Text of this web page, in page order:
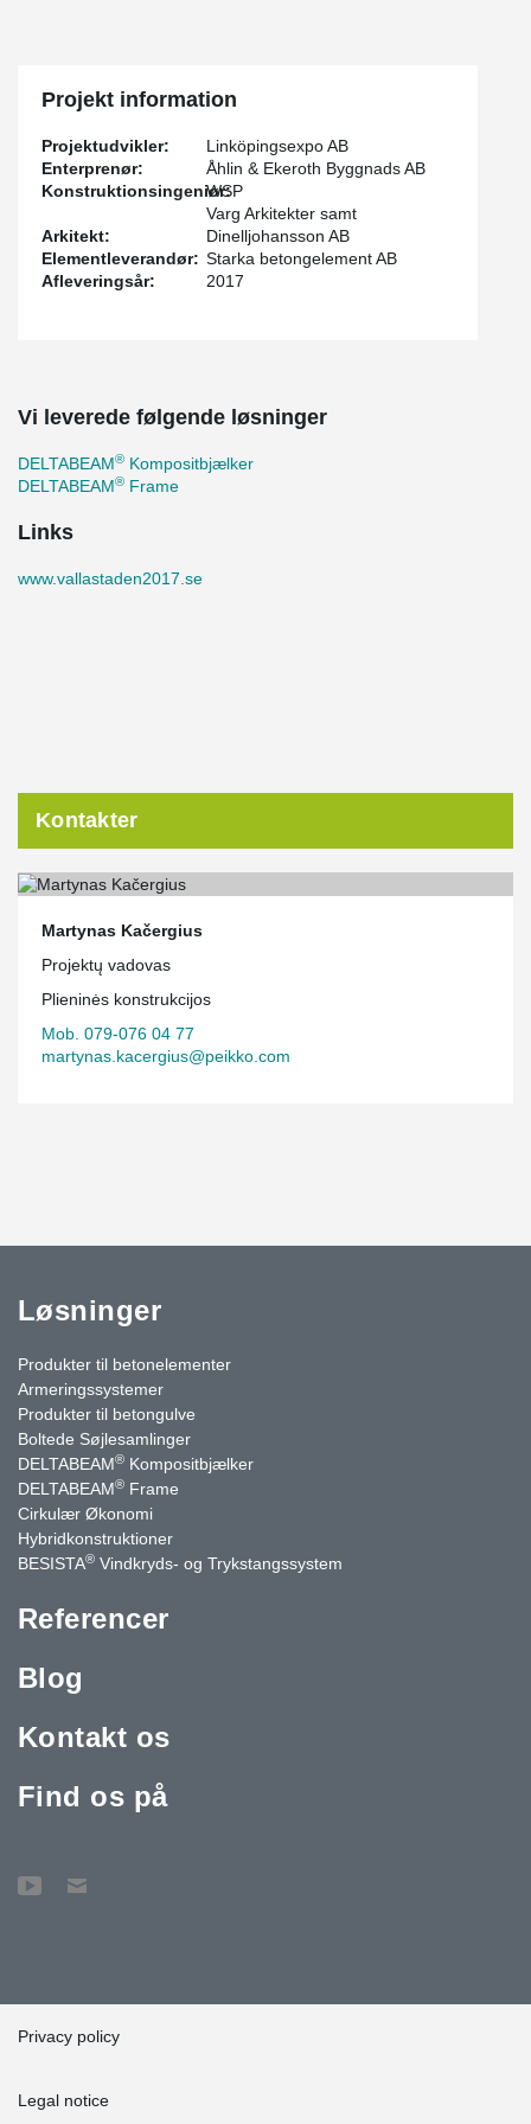
Projekt information
Projektudvikler:
Linköpingsexpo AB
Enterprenør:
Åhlin & Ekeroth Byggnads AB
Konstruktionsingeniør:
WSP
Arkitekt:
Varg Arkitekter samt
Dinelljohansson AB
Elementleverandør: Starka betongelement AB
Afleveringsår:
2017
Vi leverede følgende løsninger
DELTABEAM® Kompositbjælker
DELTABEAM® Frame
Links
www.vallastaden2017.se
Kontakter
Martynas Kačergius
Projektų vadovas
Plieninės konstrukcijos
Mob. 079-076 04 77
martynas.kacergius@peikko.com
Løsninger
Produkter til betonelementer
Armeringssystemer
Produkter til betongulve
Boltede Søjlesamlinger
DELTABEAM® Kompositbjælker
DELTABEAM® Frame
Cirkulær Økonomi
Hybridkonstruktioner
BESISTA® Vindkryds- og Trykstangssystem
Referencer
Blog
Kontakt os
Find os på
Privacy policy
Legal notice